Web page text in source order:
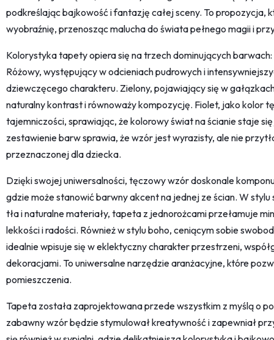
podkreślając bajkowość i fantazję całej sceny. To propozycja,
wyobraźnię, przenosząc malucha do świata pełnego magii i
Kolorystyka tapety opiera się na trzech dominujących
Różowy, występujący w odcieniach pudrowych i
dziewczęcego charakteru. Zielony, pojawiający się w
naturalny kontrast i równoważy kompozycję. Fiolet, jako kolor
tajemniczości, sprawiając, że kolorowy świat na ścianie staje
zestawienie barw sprawia, że wzór jest wyrazisty, ale nie
przeznaczonej dla dziecka.
Dzięki swojej uniwersalności, tęczowy wzór doskonale
gdzie może stanowić barwny akcent na jednej ze ścian. W
tła i naturalne materiały, tapeta z jednorożcami przełamuje
lekkości i radości. Również w stylu boho, ceniącym sobie
idealnie wpisuje się w eklektyczny charakter przestrzeni,
dekoracjami. To uniwersalne narzędzie aranżacyjne, które
pomieszczenia.
Tapeta została zaprojektowana przede wszystkim z myślą o
zabawny wzór będzie stymulował kreatywność i zapewniał